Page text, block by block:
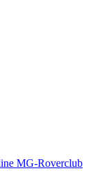
MG-Roverclub